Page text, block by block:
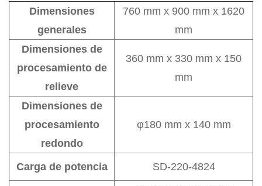
Dimensiones
generales
760 mm x 900 mm x 1620
mm
Dimensiones de
procesamiento de
relieve
360 mm x 330 mm x 150
mm
Dimensiones de
procesamiento
redondo
φ180 mm x 140 mm
Carga de potencia SD-220-4824